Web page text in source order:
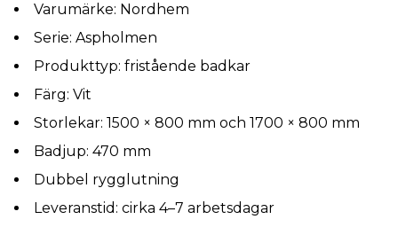
Varumärke: Nordhem
Serie: Aspholmen
Produkttyp: fristående badkar
Färg: Vit
Storlekar: 1500 × 800 mm och 1700 × 800 mm
Badjup: 470 mm
Dubbel rygglutning
Leveranstid: cirka 4–7 arbetsdagar